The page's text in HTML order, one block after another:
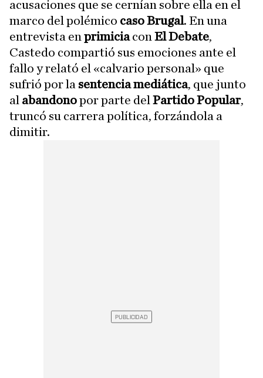
acusaciones que se cernían sobre ella en el
marco del polémico caso Brugal. En una
entrevista en primiciacon El Debate,
Castedo compartió sus emociones ante el
fallo y relató el «calvario personal» que
sufrió por la sentencia mediática, que junto
al abandonopor parte del Partido Popular,
truncó su carrera política, forzándola a
dimitir.